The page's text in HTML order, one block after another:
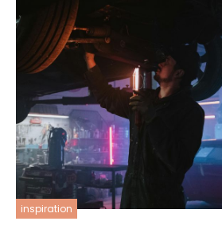
inspiration